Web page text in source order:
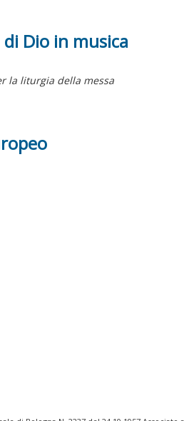
Dio in musica
la liturgia della messa